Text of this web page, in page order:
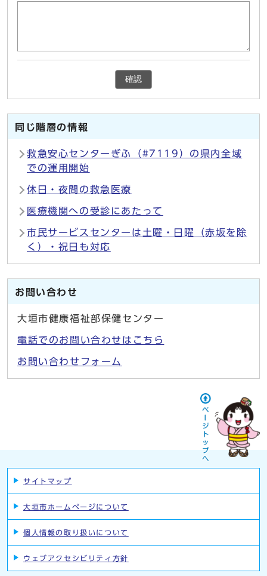
確認
同じ階層の情報
救急安心センターぎふ（#7119）の県内全域
での運用開始
休日・夜間の救急医療
医療機関への受診にあたって
市民サービスセンターは土曜・日曜（赤坂を除
く）・祝日も対応
お問い合わせ
大垣市健康福祉部保健センター
電話でのお問い合わせはこちら
お問い合わせフォーム
サイトマップ
大垣市ホームページについて
個人情報の取り扱いについて
ウェブアクセシビリティ方針